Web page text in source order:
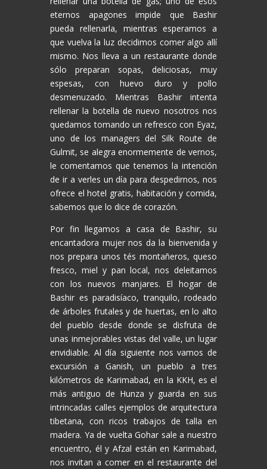
eternos apagones impide que Bashir
pueda rellenarla, mientras esperamos a
que vuelva la luz decidimos comer algo allí
mismo. Nos lleva a un restaurante donde
sólo preparan sopas, deliciosas, muy
espesas, con huevo duro y pollo
desmenuzado. Mientras Bashir intenta
rellenar la botella de nuevo nosotros nos
quedamos tomando un refresco con Eyaz,
uno de los managers del Silk Route de
Gulmit, se alegra enormemente de vernos,
le comentamos que tenemos la intención
de ir a verles un día para despedirnos, nos
ofrece el hotel gratis, habitación y comida,
sabemos que lo dice de corazón.
Por fin llegamos a casa de Bashir, su
encantadora mujer nos da la bienvenida y
nos prepara unos tés montañeros, queso
fresco, miel y pan local, nos deleitamos
con los nuevos manjares. El hogar de
Bashir es paradisíaco, tranquilo, rodeado
de árboles frutales y de huertas, en lo alto
del pueblo desde donde se disfruta de
unas inmejorables vistas del valle, un lugar
envidiable. Al día siguiente nos vamos de
excursión a Ganish, un pueblo a tres
kilómetros de Karimabad, en la KKH, es el
más antiguo de Hunza y guarda en sus
intrincadas calles ejemplos de arquitectura
tibetana, con ricos trabajos de talla en
madera. Ya de vuelta Gohar sale a nuestro
encuentro, él y Afzal están en Karimabad,
nos invitan a comer en el restaurante del